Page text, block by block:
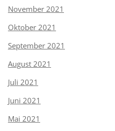
November 2021
Oktober 2021
September 2021
August 2021
Juli 2021
Juni 2021
Mai 2021